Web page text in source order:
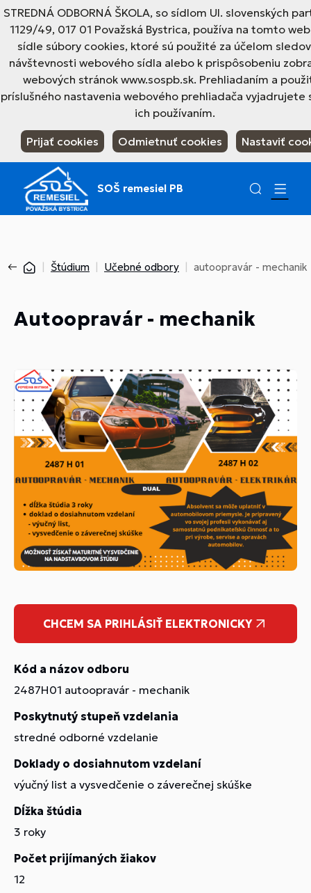
STREDNÁ ODBORNÁ ŠKOLA, so sídlom Ul. slovenských
1129/49, 017 01 Považská Bystrica, používa na tomto
sídle súbory cookies, ktoré sú použité za účelom
návštevnosti webového sídla alebo k prispôsobeniu
webových stránok www.sospb.sk. Prehliadaním a
príslušného nastavenia webového prehliadača vyjadrujete
ich používaním.
Prijať cookies Odmietnuť cookies Nastaviť
SOŠ remesiel PB
Štúdium Učebné odbory autoopravár - mechanik
Autoopravár - mechanik
CHCEM SA PRIHLÁSIŤ ELEKTRONICKY
Kód a názov odboru
2487H01 autoopravár - mechanik
Poskytnutý stupeň vzdelania
stredné odborné vzdelanie
Doklady o dosiahnutom vzdelaní
výučný list a vysvedčenie o záverečnej skúške
Dĺžka štúdia
3 roky
Počet prijímaných žiakov
12